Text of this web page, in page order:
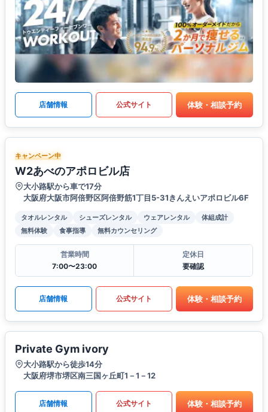
店舗情報 公式サイト 体験・相談予約
キャンペーン中
W2あべのアポロビル店
大小路駅から車で17分
大阪府大阪市阿倍野区阿倍野筋1丁目5-31きんえいアポロビル6F
タオルレンタル シューズレンタル ウェアレンタル
体組成計
無料体験
食事指導 無料カウンセリング
営業時間
7:00〜23:00
定休日
要確認
店舗情報 公式サイト 体験・相談予約
Private Gym ivory
大小路駅から徒歩14分
大阪府堺市堺区南三国ヶ丘町1－1－12
店舗情報 公式サイト 体験・相談予約